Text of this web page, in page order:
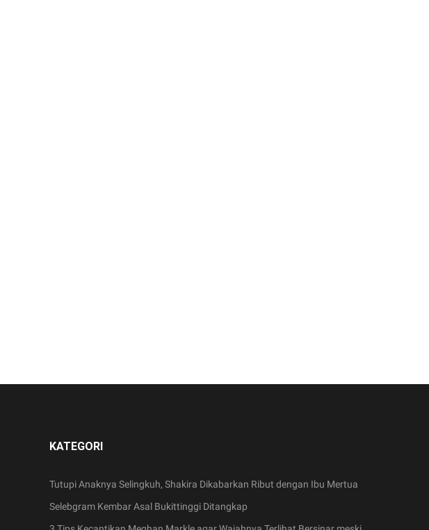
KATEGORI
Tutupi Anaknya Selingkuh, Shakira Dikabarkan Ribut dengan Ibu Mertua
Selebgram Kembar Asal Bukittinggi Ditangkap